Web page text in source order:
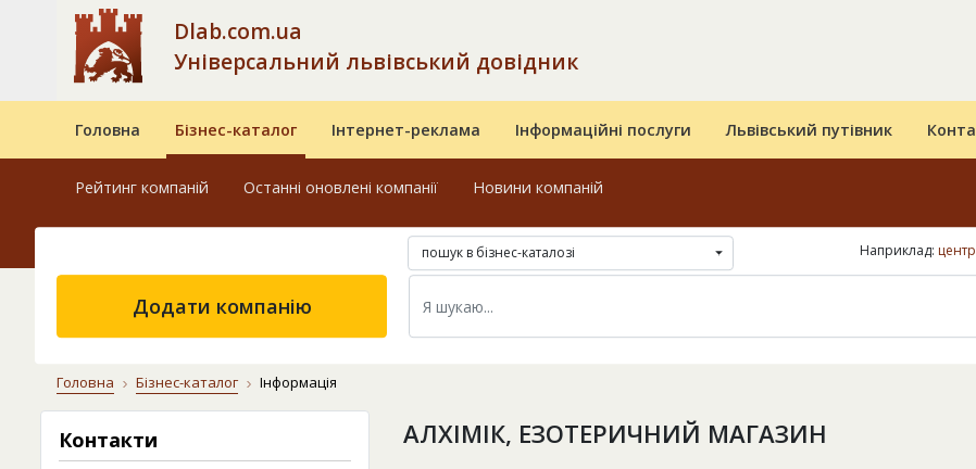
Dlab.com.ua
Універсальний львівський довідник
Головна Бізнес-каталог Інтернет-реклама Інформаційні послуги Львівський путівник
Рейтинг компаній Останні оновлені компанії Новини компаній
пошук в бізнес-каталозі Наприклад:
Додати компанію
Головна Бізнес-каталог Інформація
Контакти АЛХІМІК, ЕЗОТЕРИЧНИЙ МАГАЗИН